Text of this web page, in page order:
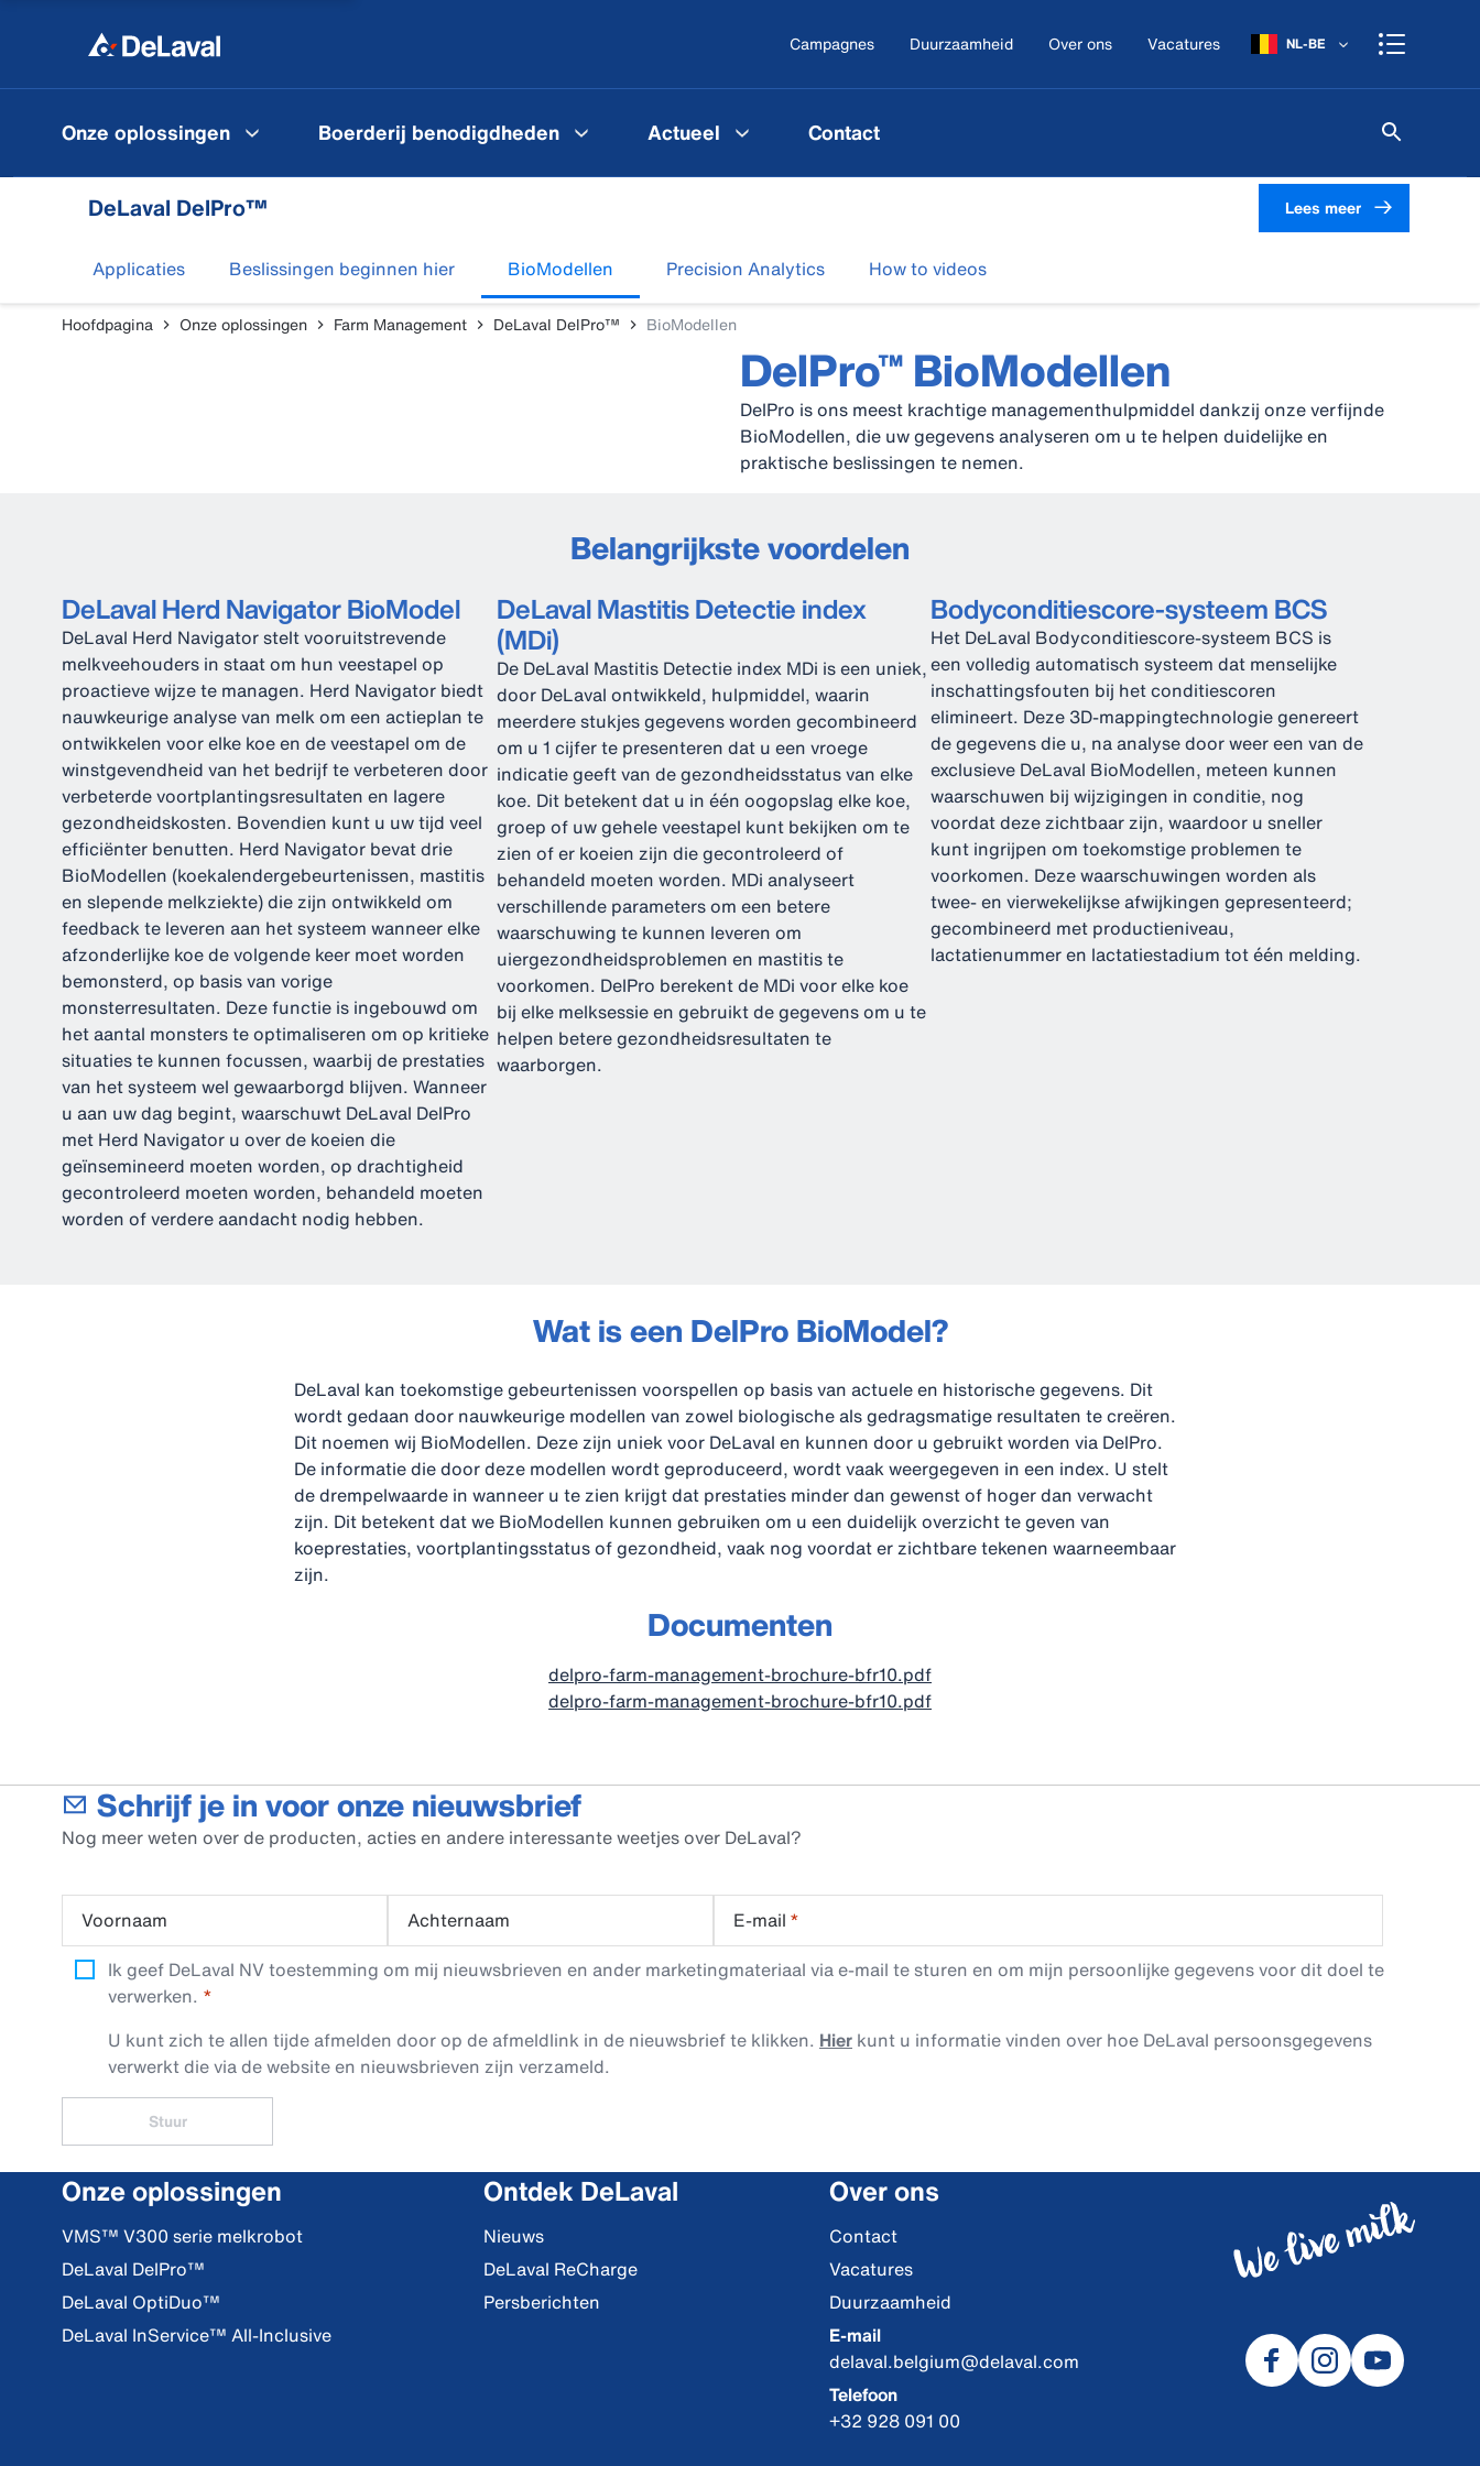
Campagnes Duurzaamheid Over ons Vacatures NL-BE
Onze oplossingen Boerderij benodigdheden Actueel Contact
DeLaval DelPro™ Lees meer
Applicaties Beslissingen beginnen hier BioModellen Precision Analytics How to videos
Hoofdpagina Onze oplossingen Farm Management DeLaval DelPro™ BioModellen
DelPro™ BioModellen
DelPro is ons meest krachtige managementhulpmiddel dankzij onze verfijnde
BioModellen, die uw gegevens analyseren om u te helpen duidelijke en
praktische beslissingen te nemen.
Belangrijkste voordelen
DeLaval Herd Navigator BioModel
DeLaval Herd Navigator stelt vooruitstrevende
melkveehouders in staat om hun veestapel op
proactieve wijze te managen. Herd Navigator biedt
nauwkeurige analyse van melk om een actieplan te
ontwikkelen voor elke koe en de veestapel om de
winstgevendheid van het bedrijf te verbeteren door
verbeterde voortplantingsresultaten en lagere
gezondheidskosten. Bovendien kunt u uw tijd veel
efficiënter benutten. Herd Navigator bevat drie
BioModellen (koekalendergebeurtenissen, mastitis
en slepende melkziekte) die zijn ontwikkeld om
feedback te leveren aan het systeem wanneer elke
afzonderlijke koe de volgende keer moet worden
bemonsterd, op basis van vorige
monsterresultaten. Deze functie is ingebouwd om
het aantal monsters te optimaliseren om op kritieke
situaties te kunnen focussen, waarbij de prestaties
van het systeem wel gewaarborgd blijven. Wanneer
u aan uw dag begint, waarschuwt DeLaval DelPro
met Herd Navigator u over de koeien die
geïnsemineerd moeten worden, op drachtigheid
gecontroleerd moeten worden, behandeld moeten
worden of verdere aandacht nodig hebben.
DeLaval Mastitis Detectie index
(MDi)
De DeLaval Mastitis Detectie index MDi is een uniek,
door DeLaval ontwikkeld, hulpmiddel, waarin
meerdere stukjes gegevens worden gecombineerd
om u 1 cijfer te presenteren dat u een vroege
indicatie geeft van de gezondheidsstatus van elke
koe. Dit betekent dat u in één oogopslag elke koe,
groep of uw gehele veestapel kunt bekijken om te
zien of er koeien zijn die gecontroleerd of
behandeld moeten worden. MDi analyseert
verschillende parameters om een betere
waarschuwing te kunnen leveren om
uiergezondheidsproblemen en mastitis te
voorkomen. DelPro berekent de MDi voor elke koe
bij elke melksessie en gebruikt de gegevens om u te
helpen betere gezondheidsresultaten te
waarborgen.
Bodyconditiescore-systeem BCS
Het DeLaval Bodyconditiescore-systeem BCS is
een volledig automatisch systeem dat menselijke
inschattingsfouten bij het conditiescoren
elimineert. Deze 3D-mappingtechnologie genereert
de gegevens die u, na analyse door weer een van de
exclusieve DeLaval BioModellen, meteen kunnen
waarschuwen bij wijzigingen in conditie, nog
voordat deze zichtbaar zijn, waardoor u sneller
kunt ingrijpen om toekomstige problemen te
voorkomen. Deze waarschuwingen worden als
twee- en vierwekelijkse afwijkingen gepresenteerd;
gecombineerd met productieniveau,
lactatienummer en lactatiestadium tot één melding.
Wat is een DelPro BioModel?
DeLaval kan toekomstige gebeurtenissen voorspellen op basis van actuele en historische gegevens. Dit
wordt gedaan door nauwkeurige modellen van zowel biologische als gedragsmatige resultaten te creëren.
Dit noemen wij BioModellen. Deze zijn uniek voor DeLaval en kunnen door u gebruikt worden via DelPro.
De informatie die door deze modellen wordt geproduceerd, wordt vaak weergegeven in een index. U stelt
de drempelwaarde in wanneer u te zien krijgt dat prestaties minder dan gewenst of hoger dan verwacht
zijn. Dit betekent dat we BioModellen kunnen gebruiken om u een duidelijk overzicht te geven van
koeprestaties, voortplantingsstatus of gezondheid, vaak nog voordat er zichtbare tekenen waarneembaar
zijn.
Documenten
delpro-farm-management-brochure-bfr10.pdf
delpro-farm-management-brochure-bfr10.pdf
Schrijf je in voor onze nieuwsbrief
Nog meer weten over de producten, acties en andere interessante weetjes over DeLaval?
Voornaam Achternaam E-mail *
Ik geef DeLaval NV toestemming om mij nieuwsbrieven en ander marketingmateriaal via e-mail te sturen en om mijn persoonlijke gegevens voor dit doel te
verwerken.
U kunt zich te allen tijde afmelden door op de afmeldlink in de nieuwsbrief te klikken. Hier kunt u informatie vinden over hoe DeLaval persoonsgegevens
verwerkt die via de website en nieuwsbrieven zijn verzameld.
Stuur
Onze oplossingen
VMS™ V300 serie melkrobot
DeLaval DelPro™
DeLaval OptiDuo™
DeLaval InService™ All-Inclusive
Ontdek DeLaval
Nieuws
DeLaval ReCharge
Persberichten
Over ons
Contact
Vacatures
Duurzaamheid
E-mail
delaval.belgium@delaval.com
Telefoon
+32 928 091 00